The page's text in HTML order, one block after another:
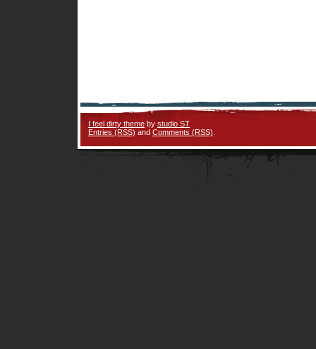
I feel dirty theme by studio ST
Entries (RSS) and Comments (RSS)